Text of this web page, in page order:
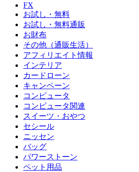
FX
お試し・無料
お試し・無料通販
お財布
その他（通販生活）
アフィリエイト情報
インテリア
カードローン
キャンペーン
コンピュータ
コンピュータ関連
スイーツ・おやつ
セシール
ニッセン
バッグ
パワーストーン
ペット用品